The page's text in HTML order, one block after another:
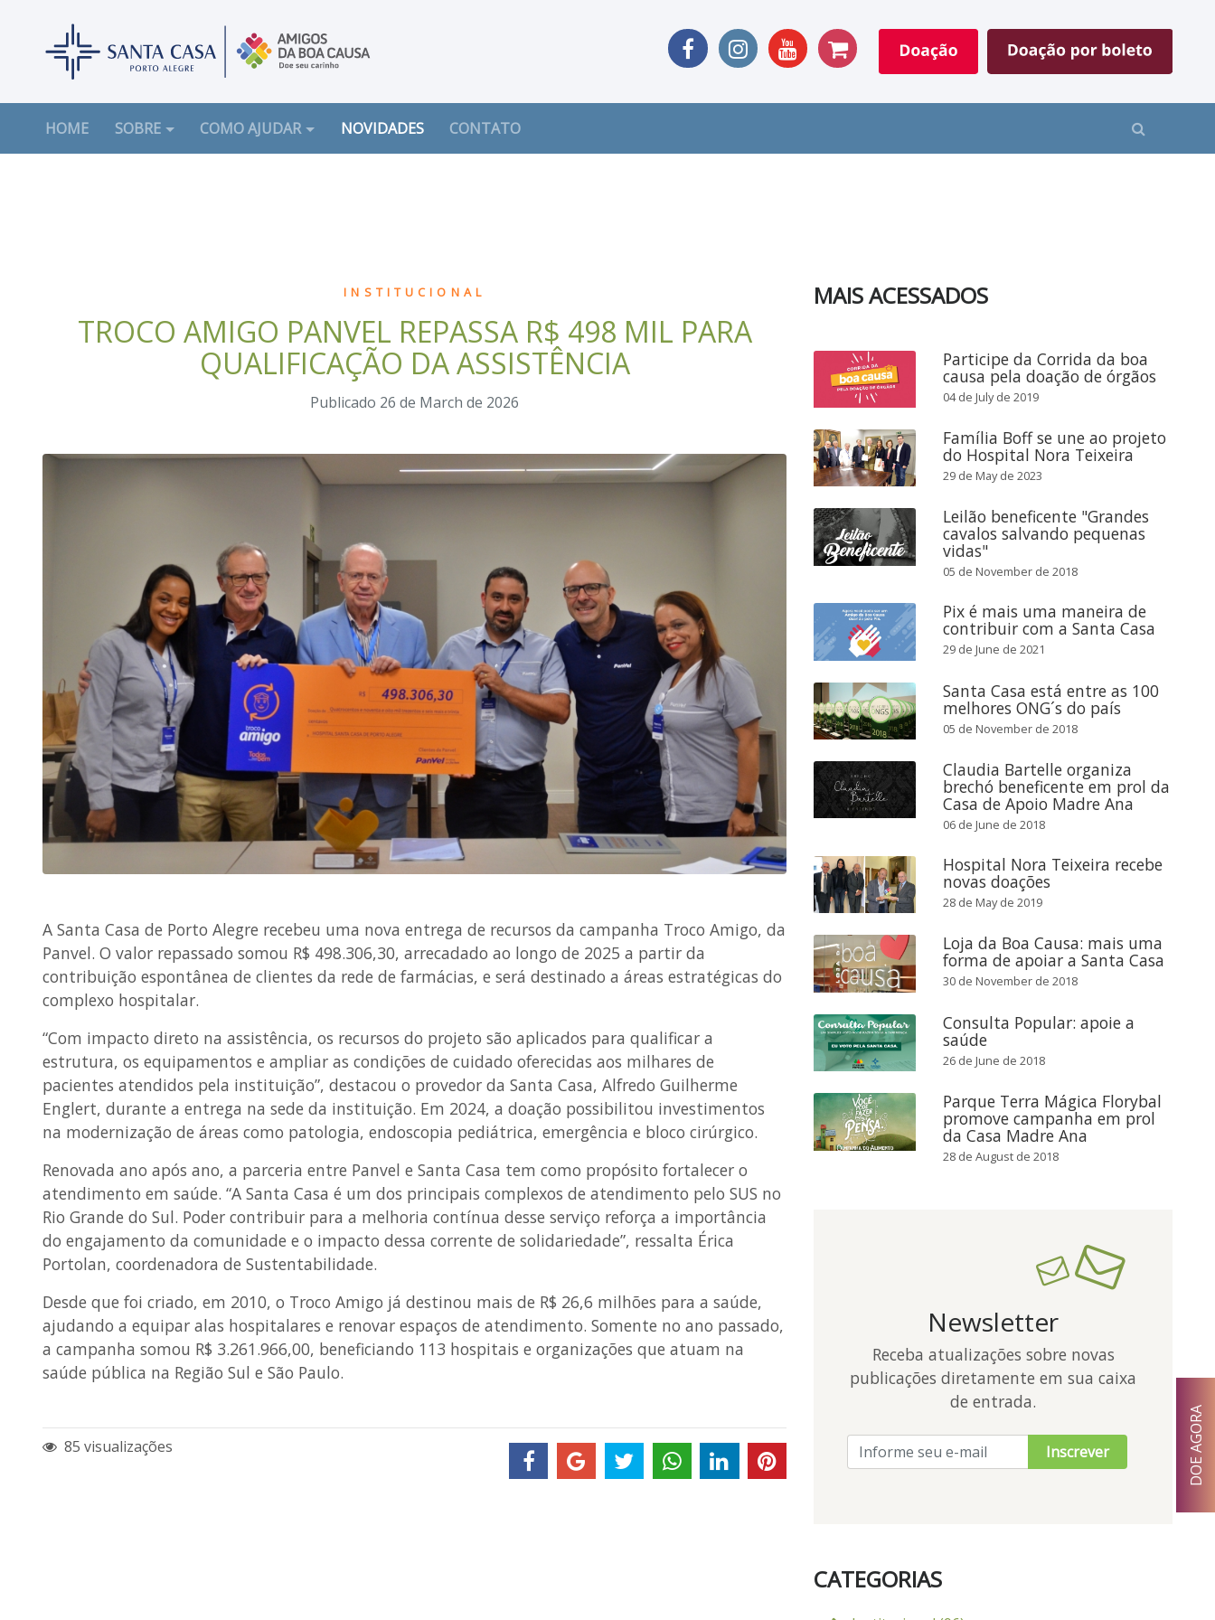
HOME(CURRENT)
SOBRE COMO AJUDAR NOVIDADES CONTATO
INSTITUCIONAL
TROCO AMIGO PANVEL REPASSA R$ 498 MIL PARA
QUALIFICAÇÃO DA ASSISTÊNCIA
Publicado 26 de March de 2026
A Santa Casa de Porto Alegre recebeu uma nova entrega de recursos da campanha Troco Amigo, da
Panvel. O valor repassado somou R$ 498.306,30, arrecadado ao longo de 2025 a partir da
contribuição espontânea de clientes da rede de farmácias, e será destinado a áreas estratégicas do
complexo hospitalar.
“Com impacto direto na assistência, os recursos do projeto são aplicados para qualificar a
estrutura, os equipamentos e ampliar as condições de cuidado oferecidas aos milhares de
pacientes atendidos pela instituição”, destacou o provedor da Santa Casa, Alfredo Guilherme
Englert, durante a entrega na sede da instituição. Em 2024, a doação possibilitou investimentos
na modernização de áreas como patologia, endoscopia pediátrica, emergência e bloco cirúrgico.
Renovada ano após ano, a parceria entre Panvel e Santa Casa tem como propósito fortalecer o
atendimento em saúde. “A Santa Casa é um dos principais complexos de atendimento pelo SUS no
Rio Grande do Sul. Poder contribuir para a melhoria contínua desse serviço reforça a importância
do engajamento da comunidade e o impacto dessa corrente de solidariedade”, ressalta Érica
Portolan, coordenadora de Sustentabilidade.
Desde que foi criado, em 2010, o Troco Amigo já destinou mais de R$ 26,6 milhões para a saúde,
ajudando a equipar alas hospitalares e renovar espaços de atendimento. Somente no ano passado,
a campanha somou R$ 3.261.966,00, beneficiando 113 hospitais e organizações que atuam na
saúde pública na Região Sul e São Paulo.
85 visualizações
MAIS ACESSADOS
Participe da Corrida da boa
causa pela doação de órgãos
04 de July de 2019
Família Boff se une ao projeto
do Hospital Nora Teixeira
29 de May de 2023
Leilão beneficente "Grandes
cavalos salvando pequenas
vidas"
05 de November de 2018
Pix é mais uma maneira de
contribuir com a Santa Casa
29 de June de 2021
Santa Casa está entre as 100
melhores ONG´s do país
05 de November de 2018
Claudia Bartelle organiza
brechó beneficente em prol da
Casa de Apoio Madre Ana
06 de June de 2018
Hospital Nora Teixeira recebe
novas doações
28 de May de 2019
Loja da Boa Causa: mais uma
forma de apoiar a Santa Casa
30 de November de 2018
Consulta Popular: apoie a
saúde
26 de June de 2018
Parque Terra Mágica Florybal
promove campanha em prol
da Casa Madre Ana
28 de August de 2018
Newsletter
Receba atualizações sobre novas
publicações diretamente em sua caixa
de entrada.
Inscrever
CATEGORIAS
DOE AGORA